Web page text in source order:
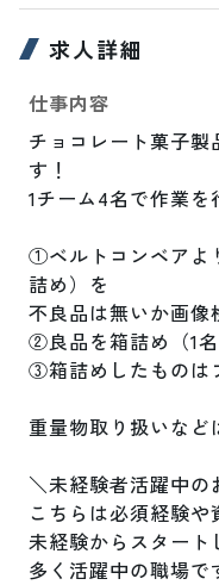
求人詳細
仕事内容
チョコレート菓子製
す！
1チーム4名で作業を
①ベルトコンベアよ
詰め）を
不良品は無いか画像
②良品を箱詰め（1
③箱詰めしたものは
重量物取り扱いな
＼未経験者活躍中の
こちらは必須経験や
未経験からスタート
多く活躍中の職場